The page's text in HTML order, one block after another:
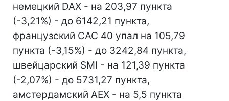
немецкий DAX - на 203,97 пункта
(-3,21%) - до 6142,21 пункта,
французский CAC 40 упал на 105,79
пункта (-3,15%) - до 3242,84 пункта,
швейцарский SMI - на 121,39 пункта
(-2,07%) - до 5731,27 пункта,
амстердамский AEX - на 5,5 пункта